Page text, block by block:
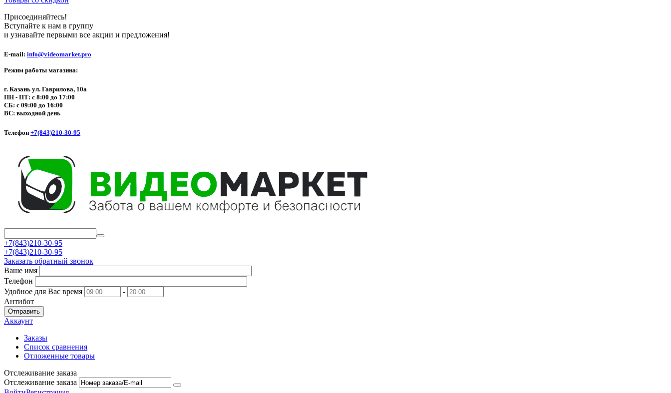
Присоединяйтесь!
Вступайте к нам в группу
и узнавайте первыми все акции и предложения!
E-mail: info@videomarket.pro
Режим работы магазина:
г. Казань ул. Гаврилова, 10а
ПН - ПТ: с 8:00 до 17:00
СБ: с 09:00 до 16:00
ВС: выходной день
Телефон +7(843)210-30-95
+7(843)210-30-95
+7(843)210-30-95
Заказать обратный звонок
Ваше имя
Телефон
Удобное для Вас время
-
Антибот
Отправить
Аккаунт
Заказы
Список сравнения
Отложенные товары
Отслеживание заказа
Отслеживание заказа